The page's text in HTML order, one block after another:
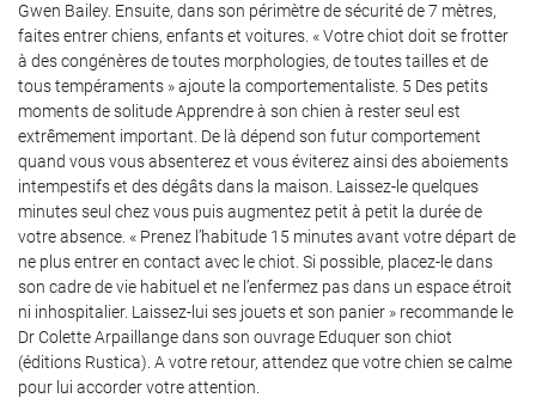
Accueil
À propos
de chien
Avis
Actualités
Contact
Restez
Inscription
Rejoignez-nous
Gwen Bailey. Ensuite, dans son périmètre de sécurité de 7 mètres,
faites entrer chiens, enfants et voitures. « Votre chiot doit se frotter
à des congénères de toutes morphologies, de toutes tailles et de
tous tempéraments » ajoute la comportementaliste. 5 Des petits
moments de solitude Apprendre à son chien à rester seul est
extrêmement important. De là dépend son futur comportement
quand vous vous absenterez et vous éviterez ainsi des aboiements
intempestifs et des dégâts dans la maison. Laissez-le quelques
minutes seul chez vous puis augmentez petit à petit la durée de
votre absence. « Prenez l’habitude 15 minutes avant votre départ de
ne plus entrer en contact avec le chiot. Si possible, placez-le dans
son cadre de vie habituel et ne l’enfermez pas dans un espace étroit
ni inhospitalier. Laissez-lui ses jouets et son panier » recommande le
Dr Colette Arpaillange dans son ouvrage Eduquer son chiot
(éditions Rustica). A votre retour, attendez que votre chien se calme
pour lui accorder votre attention.